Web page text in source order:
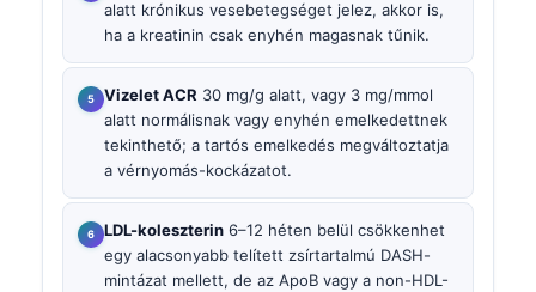
alatt krónikus vesebetegséget jelez, akkor is,
ha a kreatinin csak enyhén magasnak tűnik.
Vizelet ACR 30 mg/g alatt, vagy 3 mg/mmol
alatt normálisnak vagy enyhén emelkedettnek
tekinthető; a tartós emelkedés megváltoztatja
a vérnyomás-kockázatot.
LDL-koleszterin 6–12 héten belül csökkenhet
egy alacsonyabb telített zsírtartalmú DASH-
mintázat mellett, de az ApoB vagy a non-HDL-